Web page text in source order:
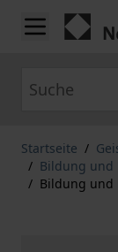
Zum Inhalt
Startseite /
/ Bildung und
/ Bildung und